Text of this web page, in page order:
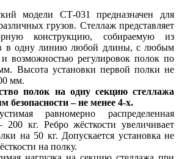
модели СТ-031 предназначен для
грузов. Стеллаж представляет
конструкцию, собираемую из
в одну линию любой длины, с любым
возможностью регулировок полок по
Высота установки первой полки не
мм.
полок на одну секцию стеллажа
безопасности – не менее 4-х.
равномерно распределенная
200 кг. Ребро жёсткости увеличивает
на 50 кг. Допускается установка не
на полку.